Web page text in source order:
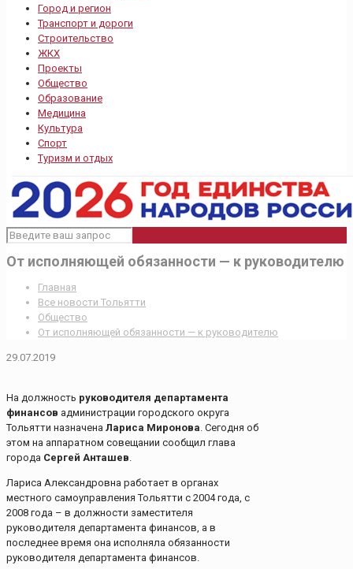
Город и регион
Транспорт и дороги
Строительство
ЖКХ
Проекты
Общество
Образование
Медицина
Культура
Спорт
Туризм и отдых
От исполняющей обязанности — к руководителю
Главная
Все новости Тольятти
Общество
От исполняющей обязанности — к руководителю
29.07.2019
На должность руководителя департамента
финансов администрации городского округа
Тольятти назначена Лариса Миронова. Сегодня об
этом на аппаратном совещании сообщил глава
города Сергей Анташев.
Лариса Александровна работает в органах
местного самоуправления Тольятти с 2004 года, с
2008 года – в должности заместителя
руководителя департамента финансов, а в
последнее время она исполняла обязанности
руководителя департамента финансов.